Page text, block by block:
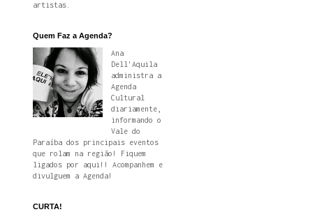
artistas.
Quem Faz a Agenda?
Ana
Dell'Aquila
administra a
Agenda
Cultural
diariamente,
informando o
Vale do
Paraíba dos principais eventos
que rolam na região! Fiquem
ligados por aqui!! Acompanhem e
divulguem a Agenda!
CURTA!